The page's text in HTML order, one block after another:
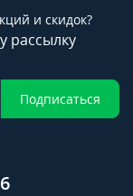
и скидок?
рассылку
Подписаться